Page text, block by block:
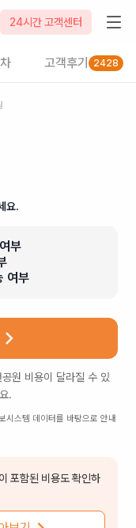
24시간 고객센터
고객후기 2428
요.
부
여부
원 비용이 달라질 수 있
.
스템 데이터를 바탕으로 안내
포함된 비용도 확인하